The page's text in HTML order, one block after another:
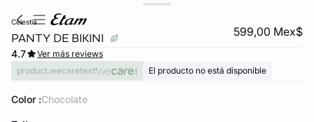
celestia
PANTY DE BIKINI 599,00 Mex$
4.7
Ver más reviews
product.wecaretext
El producto no está disponible
Color : chocolate